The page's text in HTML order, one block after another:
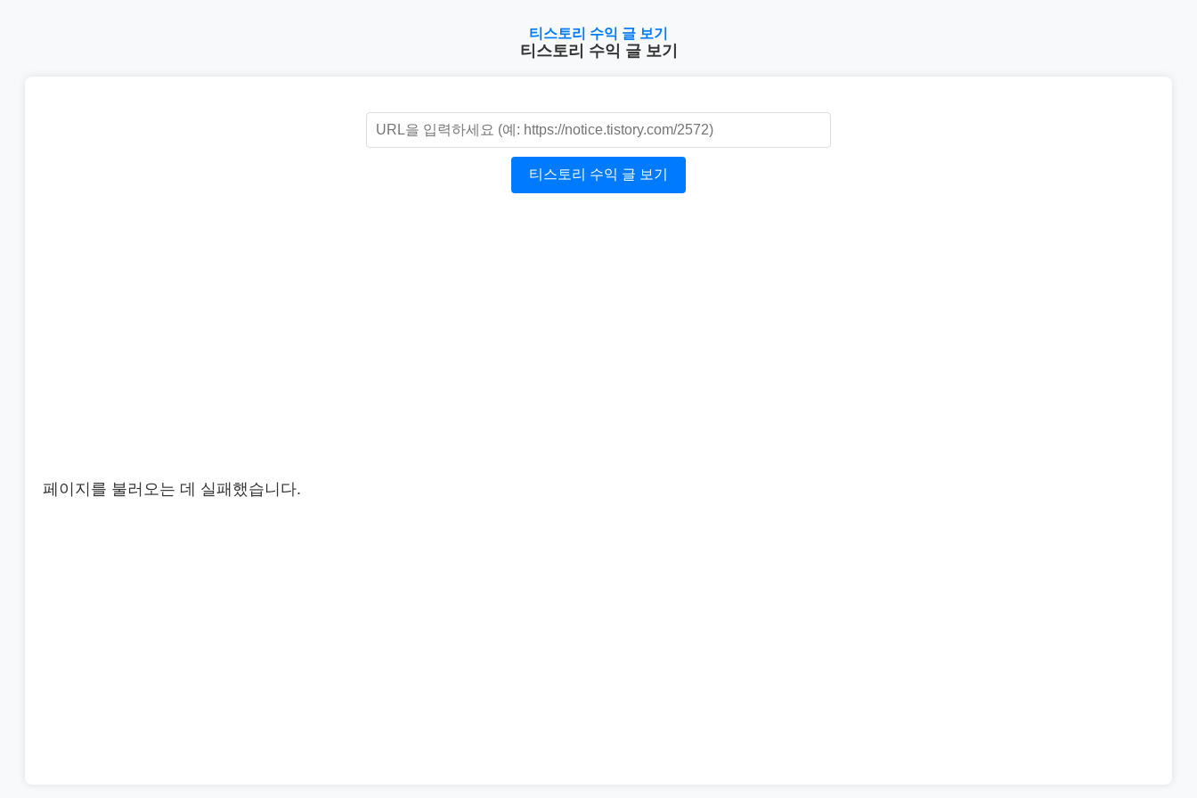
티스토리 수익 글 보기
티스토리 수익 글 보기
티스토리 수익 글 보기
페이지를 불러오는 데 실패했습니다.